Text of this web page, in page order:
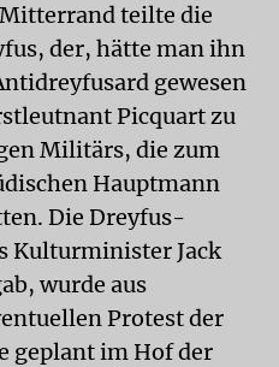
teilte die
der, hätte man ihn
gewesen
Picquart zu
Militärs, die zum
Hauptmann
Die Dreyfus-
Kulturminister Jack
wurde aus
Protest der
geplant im Hof der